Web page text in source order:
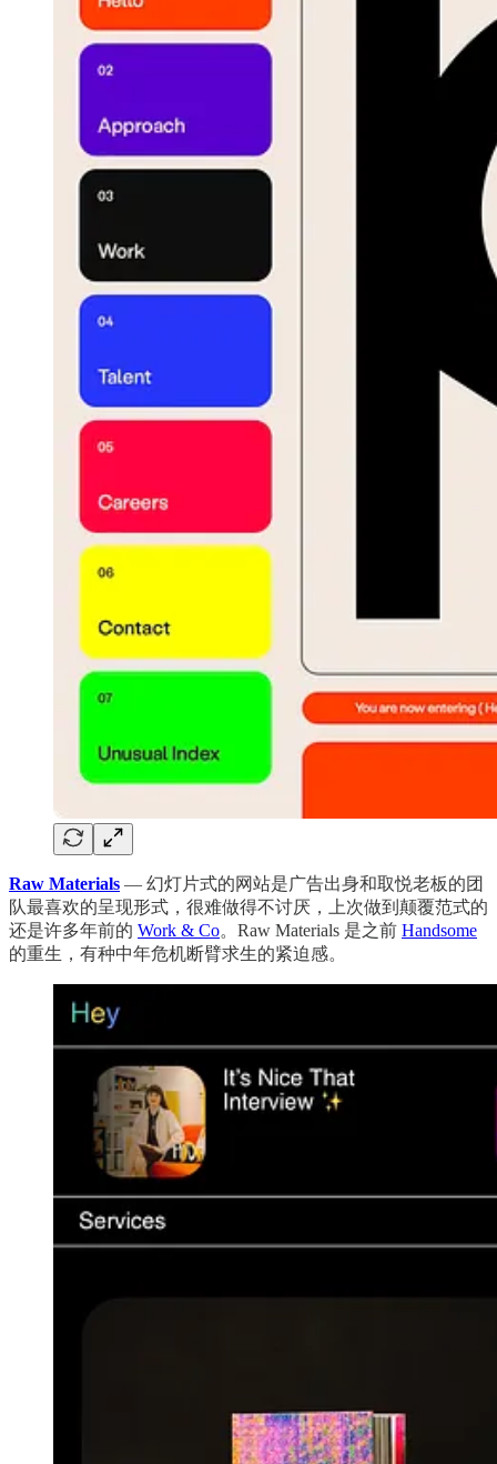
Raw Materials — 幻灯片式的网站是广告出身和取悦老板的团
队最喜欢的呈现形式，很难做得不讨厌，上次做到颠覆范式的
还是许多年前的 Work & Co。Raw Materials 是之前 Handsome
的重生，有种中年危机断臂求生的紧迫感。